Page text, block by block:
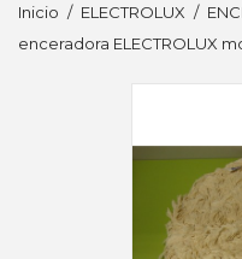
Inicio ELECTROLUX
enceradora ELECTROLUX